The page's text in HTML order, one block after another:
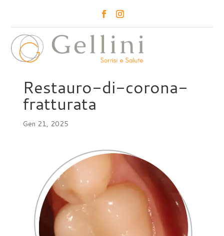
Restauro-di-corona-
fratturata
Gen 21, 2025